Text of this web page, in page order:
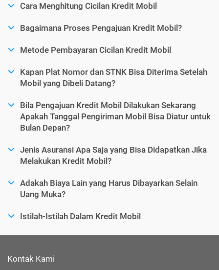
Cara Menghitung Cicilan Kredit Mobil
Bagaimana Proses Pengajuan Kredit Mobil?
Metode Pembayaran Cicilan Kredit Mobil
Kapan Plat Nomor dan STNK Bisa Diterima Setelah
Mobil yang Dibeli Datang?
Bila Pengajuan Kredit Mobil Dilakukan Sekarang
Apakah Tanggal Pengiriman Mobil Bisa Diatur untuk
Bulan Depan?
Jenis Asuransi Apa Saja yang Bisa Didapatkan Jika
Melakukan Kredit Mobil?
Adakah Biaya Lain yang Harus Dibayarkan Selain
Uang Muka?
Istilah-Istilah Dalam Kredit Mobil
Kontak Kami